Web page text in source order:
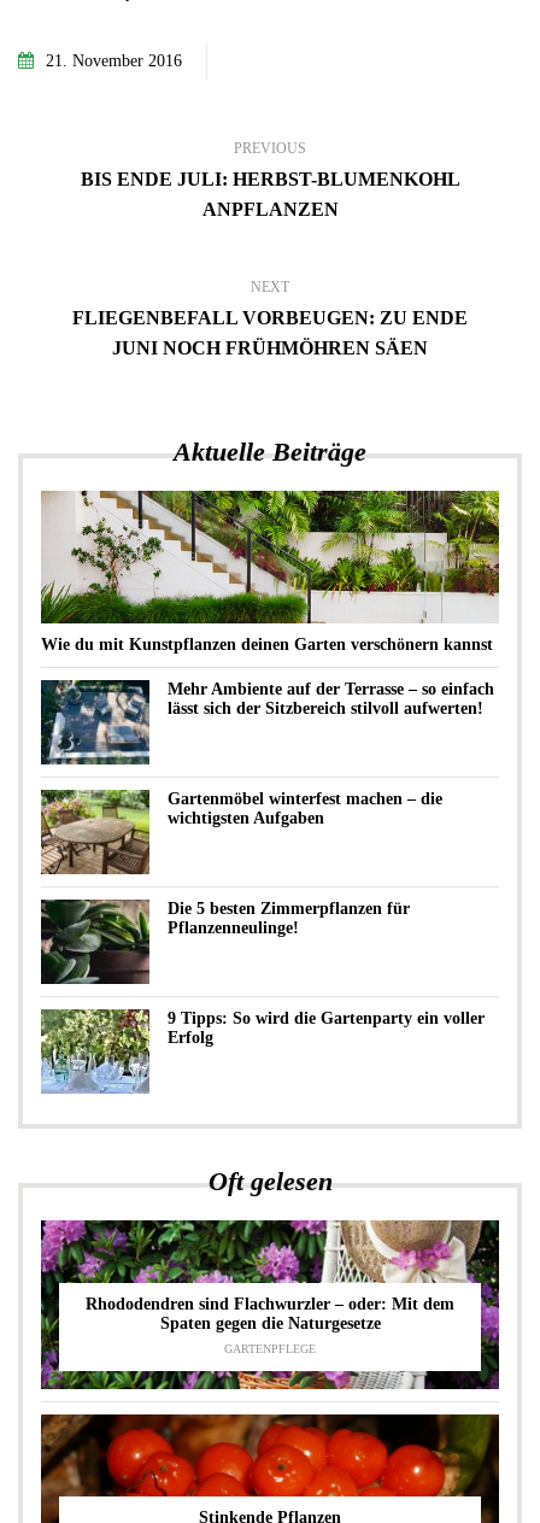
21. November 2016
PREVIOUS
BIS ENDE JULI: HERBST-BLUMENKOHL
ANPFLANZEN
NEXT
FLIEGENBEFALL VORBEUGEN: ZU ENDE
JUNI NOCH FRÜHMÖHREN SÄEN
Aktuelle Beiträge
Wie du mit Kunstpflanzen deinen Garten verschönern kannst
Mehr Ambiente auf der Terrasse – so einfach
lässt sich der Sitzbereich stilvoll aufwerten!
Gartenmöbel winterfest machen – die
wichtigsten Aufgaben
Die 5 besten Zimmerpflanzen für
Pflanzenneulinge!
9 Tipps: So wird die Gartenparty ein voller
Erfolg
Oft gelesen
Rhododendren sind Flachwurzler – oder: Mit dem
Spaten gegen die Naturgesetze
GARTENPFLEGE
Stinkende Pflanzen